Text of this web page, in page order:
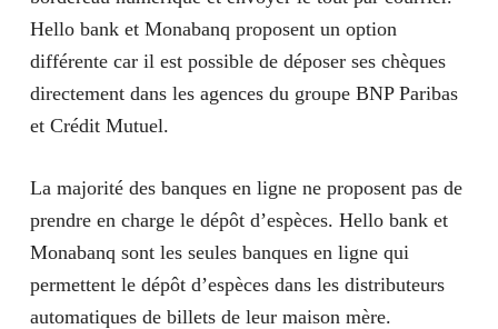
Hello Bank
✅ Apple Store
✅ Google Play
BoursoBank
✅ Apple Store
en ligne a accéléré le déploiement de son offre, afin
de leur permettre de payer de manière plus sécurisée
et privée, directement depuis leur iPhone ou leur
Apple Watch.
Hello Bank
✅ Apple Pay
Hello bank et Monabanq proposent un option
différente car il est possible de déposer ses chèques
directement dans les agences du groupe BNP Paribas
et Crédit Mutuel.
La majorité des banques en ligne ne proposent pas de
prendre en charge le dépôt d’espèces. Hello bank et
Monabanq sont les seules banques en ligne qui
permettent le dépôt d’espèces dans les distributeurs
automatiques de billets de leur maison mère.